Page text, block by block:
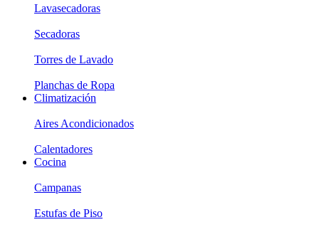
Lavasecadoras
Secadoras
Torres de Lavado
Planchas de Ropa
Climatización
Aires Acondicionados
Calentadores
Cocina
Campanas
Estufas de Piso